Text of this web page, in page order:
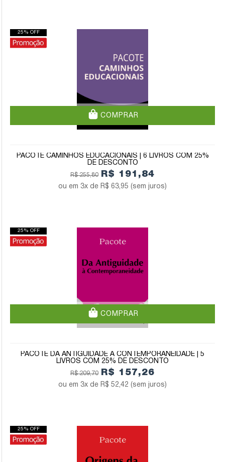
COMPRAR
25% OFF
PACOTE CAMINHOS EDUCACIONAIS | 6 LIVROS COM 25%
DE DESCONTO
R$ 255,80 R$ 191,84
3x de R$ 63,95 (sem juros)
COMPRAR
25% OFF
PACOTE DA ANTIGUIDADE À CONTEMPORANEIDADE | 5
LIVROS COM 25% DE DESCONTO
R$ 209,70 R$ 157,26
3x de R$ 52,42 (sem juros)
25% OFF